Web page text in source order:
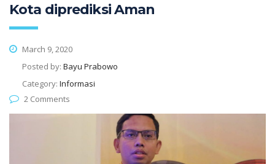
Kota diprediksi Aman
March 9, 2020
Posted by: Bayu Prabowo
Category: Informasi
2 Comments